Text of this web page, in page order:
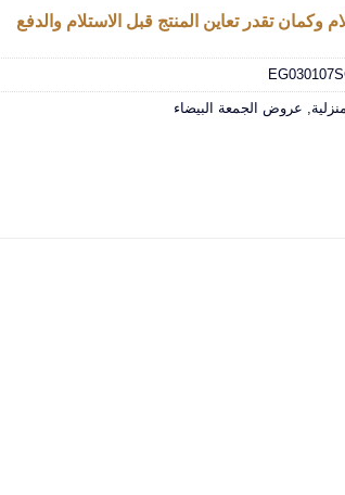
وكمان تقدر تعاين المنتج قبل الاستلام والدفع
عروض الجمعة البيضاء